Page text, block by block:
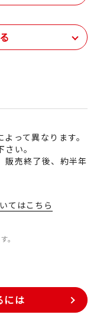
って異なります。
い。
販売終了後、約半年
てはこちら
。
には